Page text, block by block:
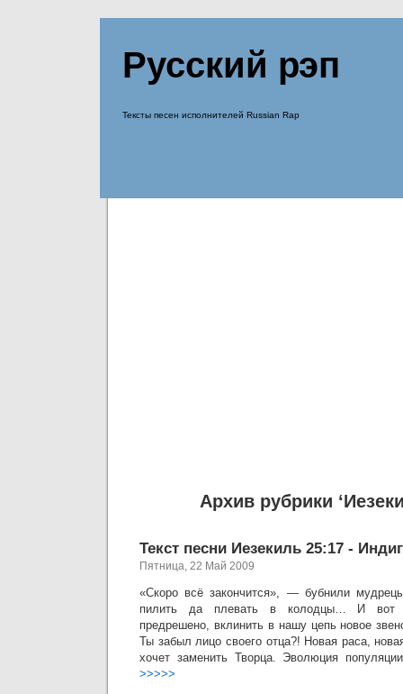
Русский рэп
Тексты песен исполнителей Russian Rap
Архив рубрики
Текст песни Иезекиль 25:17 -
Пятница, 22 Май 2009
«Скоро всё закончится», — бубнили
пилить да плевать в колодцы… И вот
предрешено, вклинить в нашу цепь новое
Ты забыл лицо своего отца?! Новая раса,
хочет заменить Творца. Эволюция
>>>>>